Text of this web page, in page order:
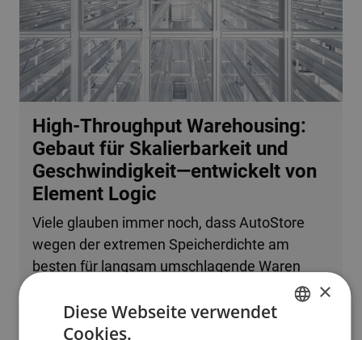
High-Throughput Warehousing:
Gebaut für Skalierbarkeit und
Geschwindigkeit—entwickelt von
Element Logic
Viele glauben immer noch, dass AutoStore
wegen der extremen Speicherdichte am
besten für langsam umschlagende Waren
oder kleine Betriebe geeignet ist. Tatsache ist,
dass das System problemlos mehrere
zehntausend Bestellzeilen pro Stunde
×
Diese Webseite verwendet
Cookies.